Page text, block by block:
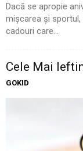
Dacă se apropie
mișcarea și
cadouri care...
Cele Mai
GOKID